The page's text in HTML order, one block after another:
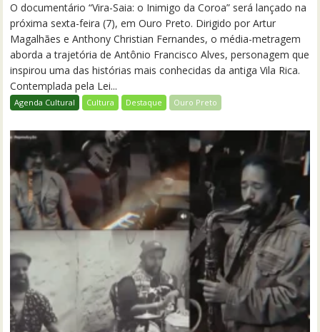
O documentário “Vira-Saia: o Inimigo da Coroa” será lançado na
próxima sexta-feira (7), em Ouro Preto. Dirigido por Artur
Magalhães e Anthony Christian Fernandes, o média-metragem
aborda a trajetória de Antônio Francisco Alves, personagem que
inspirou uma das histórias mais conhecidas da antiga Vila Rica.
Contemplada pela Lei...
Agenda Cultural Cultura Destaque Ouro Preto